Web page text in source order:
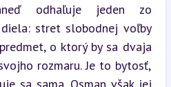
odhaľuje jeden zo
stret slobodnej voľby
o ktorý by sa dvaja
rozmaru. Je to bytosť,